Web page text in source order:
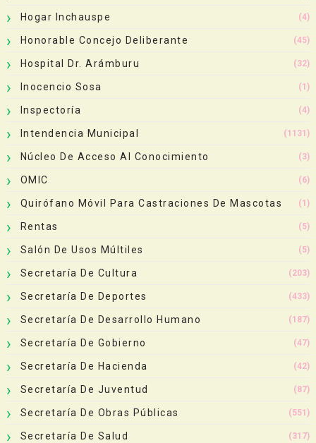
Hogar Inchauspe (4)
Honorable Concejo Deliberante (45)
Hospital Dr. Arámburu (32)
Inocencio Sosa (1)
Inspectoría (4)
Intendencia Municipal (1131)
Núcleo De Acceso Al Conocimiento (3)
OMIC (6)
Quirófano Móvil Para Castraciones De Mascotas (1)
Rentas (5)
Salón De Usos Múltiles (5)
Secretaría De Cultura (203)
Secretaría De Deportes (433)
Secretaría De Desarrollo Humano (187)
Secretaría De Gobierno (47)
Secretaría De Hacienda (42)
Secretaría De Juventud (87)
Secretaría De Obras Públicas (551)
Secretaría De Salud (317)